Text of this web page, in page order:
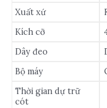
Xuất xứ
Kích cỡ
Dây đeo
Bộ máy
Thời gian dự trữ
cót